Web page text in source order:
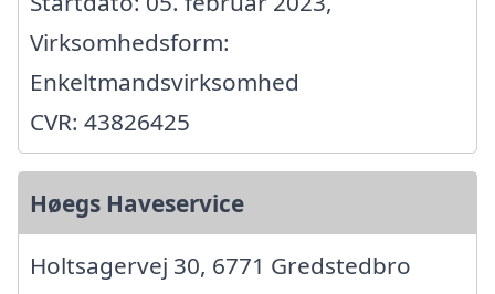
Virksomhedsform:
Enkeltmandsvirksomhed
CVR: 43826425
Høegs Haveservice
Holtsagervej 30, 6771 Gredstedbro